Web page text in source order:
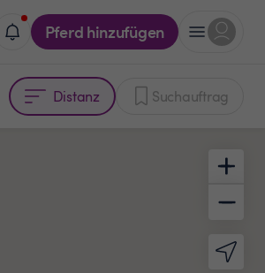
Pferd hinzufügen
Distanz Suchauftrag